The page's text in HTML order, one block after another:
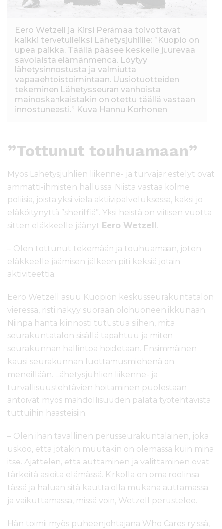
Eero Wetzell ja Kirsi Perämaa toivottavat
kaikki tervetulleiksi Lähetysjuhlille: ”Kuopio on
upea paikka. Täällä pääsee keskelle juurevaa
savolaista elämänmenoa. Löytyy
lähetysinnostusta ja valmiutta
vapaaehtoistoimintaan. Uusiotuotteiden
tekeminen Lähetysseuran vanhoista
mainoskankaistakin on otettu täällä vastaan
innostuneesti.” Kuva Hannu Korhonen
”Tottunut touhuamaan”
Myös Lähetysjuhlien liikenne- ja turvajärjestelyt ovat
ammatti-ihmisten hallussa. Niistä vastaa kolme
poliisia, joista yksi vielä aktiivipalveluksessa, kaksi jo
eläköitynyttä ”sheriffiä”. Yksi heistä on viitisen vuotta
sitten eläkkeelle jäänyt Eero Wetzell.
– Olen tottunut tekemään ja touhuamaan, joten
eläkkeelle jäämisen jälkeen piti keksiä jotain
aktiviteettia.
Eero Wetzell asuu Kuopion keskusseurakuntatalon
vieressä, risti näkyy suoraan olohuoneen ikkunaan.
Niinpä häntä kiinnosti tutustua siihen, mitä
seurakuntatalon sisällä tapahtuu ja miten
seurakunnan hallintoa hoidetaan. Ensimmäinen
kausi seurakunnan luottamusmiehenä on
meneillään. Lähetysjuhlien liikenne- ja
turvallisuustehtävien hoitaminen puolestaan
antoivat myös mahdollisuuden palata työtehtävistä
tuttuihin haasteisiin.
– Olen ihan tavallinen perusseurakuntalainen, joka
uskoo, että jotakin muutakin on olemassa kuin minä
itse. Ajattelen, että auttaminen ja välittäminen ovat
tärkeitä asioita elämässä. Kirkolla on oma roolinsa
tässä ja haluan sitä kautta olla mukana auttamassa
ja vaikuttamassa, missä voin, Wetzell perustelee.
Hän toimii myös puheenjohtajana Who Cares ry:ssä,